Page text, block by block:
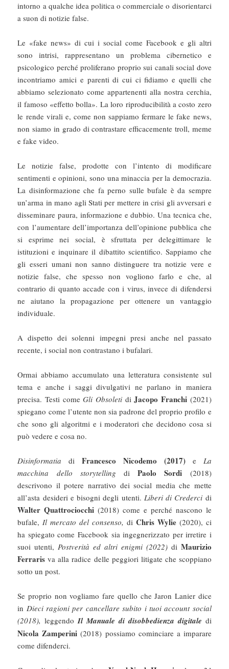
intorno a qualche idea politica o commerciale o disorientarci
a suon di notizie false.
Le «fake news» di cui i social come Facebook e gli altri
sono intrisi, rappresentano un problema cibernetico e
psicologico perché proliferano proprio sui canali social dove
incontriamo amici e parenti di cui ci fidiamo e quelli che
abbiamo selezionato come appartenenti alla nostra cerchia,
il famoso «effetto bolla». La loro riproducibilità a costo zero
le rende virali e, come non sappiamo fermare le fake news,
non siamo in grado di contrastare efficacemente troll, meme
e fake video.
Le notizie false, prodotte con l’intento di modificare
sentimenti e opinioni, sono una minaccia per la democrazia.
La disinformazione che fa perno sulle bufale è da sempre
un’arma in mano agli Stati per mettere in crisi gli avversari e
disseminare paura, informazione e dubbio. Una tecnica che,
con l’aumentare dell’importanza dell’opinione pubblica che
si esprime nei social, è sfruttata per delegittimare le
istituzioni e inquinare il dibattito scientifico. Sappiamo che
gli esseri umani non sanno distinguere tra notizie vere e
notizie false, che spesso non vogliono farlo e che, al
contrario di quanto accade con i virus, invece di difendersi
ne aiutano la propagazione per ottenere un vantaggio
individuale.
A dispetto dei solenni impegni presi anche nel passato
recente, i social non contrastano i bufalari.
Ormai abbiamo accumulato una letteratura consistente sul
tema e anche i saggi divulgativi ne parlano in maniera
precisa. Testi comeGli Obsoleti diJacopo Franchi(2021)
spiegano come l’utente non sia padrone del proprio profilo e
che sono gli algoritmi e i moderatori che decidono cosa si
può vedere e cosa no.
Disinformatia diFrancesco Nicodemo (2017)e La
macchina dello storytelling diPaolo Sordi (2018)
descrivono il potere narrativo dei social media che mette
all’asta desideri e bisogni degli utenti. Liberi di Crederci di
Walter Quattrociocchi(2018) come e perché nascono le
bufale,Il mercato del consenso, di Chris Wylie (2020), ci
ha spiegato come Facebook sia ingegnerizzato per irretire i
suoi utenti,Postverità ed altri enigmi (2022)di Maurizio
Ferraris va alla radice delle peggiori litigate che scoppiano
sotto un post.
Se proprio non vogliamo fare quello che Jaron Lanier dice
in Dieci ragioni per cancellare subito i tuoi account social
(2018), leggendoIl Manuale di disobbedienza digitale di
Nicola Zamperini(2018) possiamo cominciare a imparare
come difenderci.